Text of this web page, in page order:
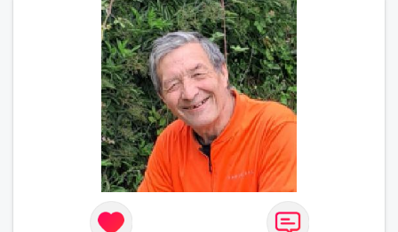
une belle amitié et qu'il n'est jamais trop tard pour
écrire une nouvelle histoire. Si vous aimez les
échanges sincères, les valeurs de respect et de
simplicité, nous pourrions faire connaissance autour
d'un café suivi d'une balade, sans précipitation et
laisser le temps faire le reste. Au plaisir de vous lire.